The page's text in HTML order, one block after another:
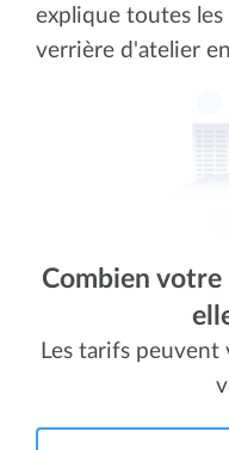
explique toutes
verrière d'atelier
Combien
Les tarifs